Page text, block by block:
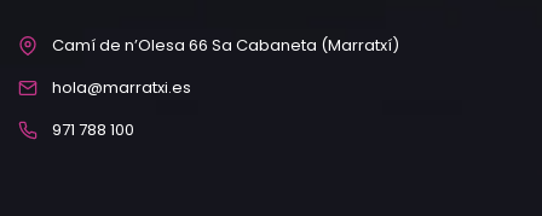
Camí de n’Olesa 66 Sa Cabaneta (Marratxí)
hola@marratxi.es
971 788 100